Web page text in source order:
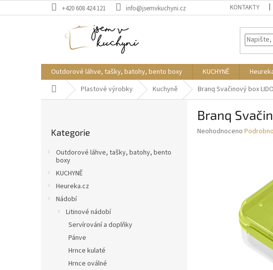
na
+420 608 424 121 info@jsemvkuchyni.cz KONTAKTY
Outdorové láhve, tašky, batohy, bento boxy KUCHYNĚ
Domů Plastové výrobky Kuchyně Branq Svačinový box
kategorie
Kategorie
Outdorové láhve, tašky, batohy, bento
boxy
KUCHYNĚ
Heureka.cz
Nádobí
Litinové nádobí
Servírování a doplňky
Pánve
Hrnce kulaté
Hrnce oválné
Branq
Průměrné
Neohodnoceno